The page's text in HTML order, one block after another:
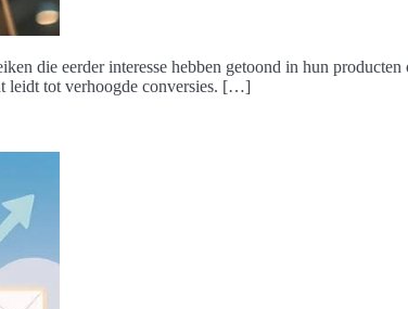
die eerder interesse hebben getoond in hun
leidt tot verhoogde conversies. […]